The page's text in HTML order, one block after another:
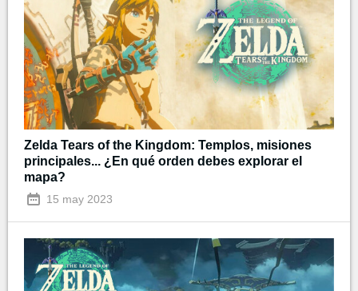
Zelda Tears of the Kingdom: Templos, misiones
principales... ¿En qué orden debes explorar el
mapa?
15 may 2023